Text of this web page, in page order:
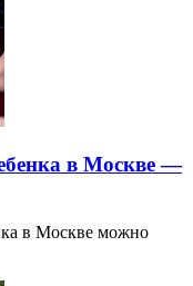
в Москве —
в Москве можно